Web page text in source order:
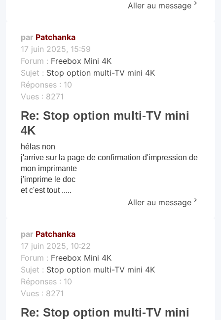
Aller au message
par Patchanka
17 juin 2025, 15:59
Forum : Freebox Mini 4K
Sujet : Stop option multi-TV mini 4K
Réponses : 10
Vues : 8271
Re: Stop option multi-TV mini
4K
hélas non
j'arrive sur la page de confirmation d'impression de
mon imprimante
j'imprime le doc
et c'est tout .....
Aller au message
par Patchanka
17 juin 2025, 10:22
Forum : Freebox Mini 4K
Sujet : Stop option multi-TV mini 4K
Réponses : 10
Vues : 8271
Re: Stop option multi-TV mini